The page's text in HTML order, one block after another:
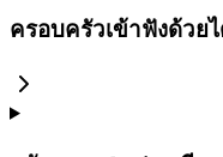
ครอบครัวเข้าฟังด้วย